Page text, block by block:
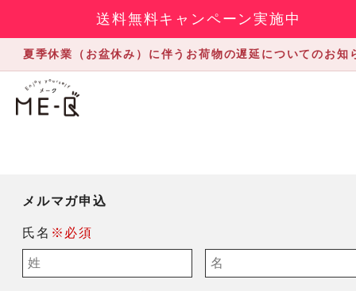
送料無料キャンペーン実施中
夏季休業（お盆休み）に伴うお荷物の遅延についてのお知
メルマガ申込
氏名 ※必須